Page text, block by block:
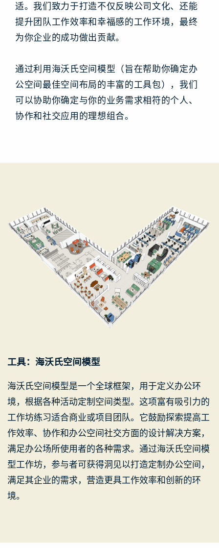
适。我们致力于打造不仅反映公司文化、还能
提升团队工作效率和幸福感的工作环境，最终
为你企业的成功做出贡献。
通过利用海沃氏空间模型（旨在帮助你确定办
公空间最佳空间布局的丰富的工具包），我们
可以协助你确定与你的业务需求相符的个人、
协作和社交应用的理想组合。
工具：海沃氏空间模型
海沃氏空间模型是一个全球框架，用于定义办公环
境，根据各种活动定制空间类型。这项富有吸引力的
工作坊练习适合商业或项目团队。它鼓励探索提高工
作效率、协作和办公空间社交方面的设计解决方案，
满足办公场所使用者的各种需求。通过海沃氏空间模
型工作坊，参与者可获得洞见以打造定制办公空间，
满足其企业的需求，营造更具工作效率和创新的环
境。